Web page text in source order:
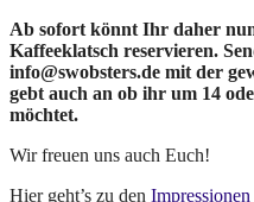
Ab sofort könnt Ihr daher
Kaffeeklatsch reservieren.
info@swobsters.de mit der
gebt auch an ob ihr um 14
möchtet.
Wir freuen uns auch Euch!
Hier geht’s zu den